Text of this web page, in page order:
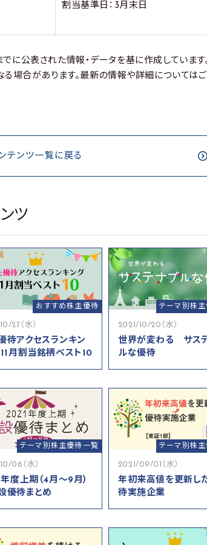
割当基準日：3月末日
に公表された情報・データを基に作成しています。
場合があります。最新の情報や詳細については
テンツ一覧に戻る
ツ
おすすめ株主優待
27（水）
待アクセスランキン
月割当銘柄ベスト10
テーマ別株
2021/10/20（水）
世界が変わる サス
ルな優待
テーマ別株主優待一覧
06（水）
度上期（4月～9月）
優待まとめ
テーマ別株
2021/09/01（水）
年初来高値を更新し
待実施企業